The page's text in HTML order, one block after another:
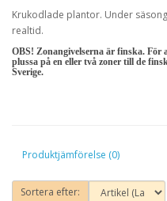
Krukodlade plantor. Under
realtid.
OBS! Zonangivelserna är finska. För
plussa på en eller två zoner till de
Sverige.
Produktjämförelse (0)
Sortera efter: